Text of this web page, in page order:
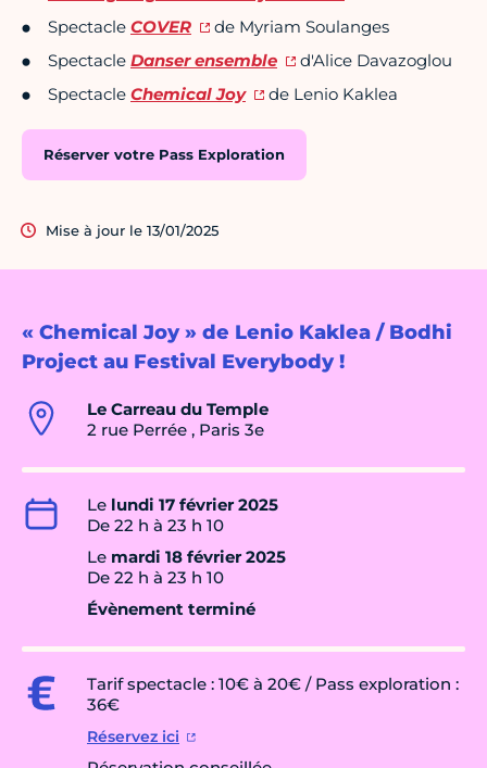
« Chemical Joy » de Lenio Kaklea / Bodhi
Project au Festival Everybody !
Le Carreau du Temple
2 rue Perrée , Paris 3e
Le lundi 17 février 2025
De 22 h à 23 h 10
Le mardi 18 février 2025
De 22 h à 23 h 10
Évènement terminé
Tarif spectacle : 10€ à 20€ / Pass exploration :
36€
Réservez ici
Spectacle COVER
de Myriam Soulanges
Spectacle Danser ensemble
d'Alice Davazoglou
Spectacle Chemical Joy de Lenio Kaklea
Réserver votre Pass Exploration
Mise à jour le 13/01/2025